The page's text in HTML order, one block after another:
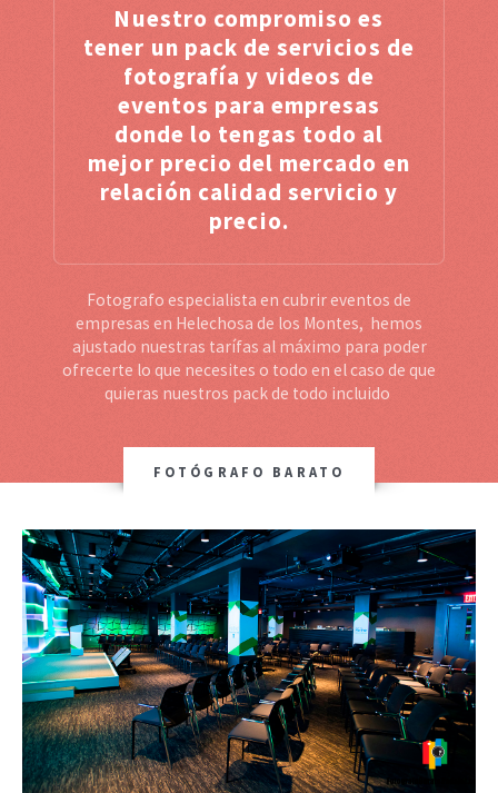
Nuestro compromiso es
tener un pack de servicios de
fotografía y videos de
eventos para empresas
donde lo tengas todo al
mejor precio del mercado en
relación calidad servicio y
precio.
Fotografo especialista en cubrir eventos de
empresas en Helechosa de los Montes, hemos
ajustado nuestras tarífas al máximo para poder
ofrecerte lo que necesites o todo en el caso de que
quieras nuestros pack de todo incluido
FOTÓGRAFO BARATO